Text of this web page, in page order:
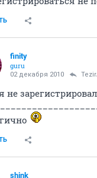
finity
guru
02 декабря 2010
не
shink